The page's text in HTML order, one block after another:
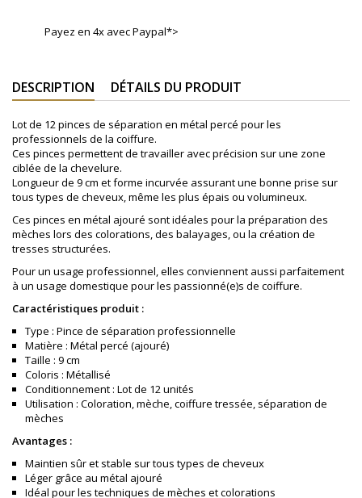
Payez en 4x avec Paypal*>
DESCRIPTION DÉTAILS DU PRODUIT
Lot de 12 pinces de séparation en métal percé pour les
professionnels de la coiffure.
Ces pinces permettent de travailler avec précision sur une zone
ciblée de la chevelure.
Longueur de 9 cm et forme incurvée assurant une bonne prise sur
tous types de cheveux, même les plus épais ou volumineux.
Ces pinces en métal ajouré sont idéales pour la préparation des
mèches lors des colorations, des balayages, ou la création de
tresses structurées.
Pour un usage professionnel, elles conviennent aussi parfaitement
à un usage domestique pour les passionné(e)s de coiffure.
Caractéristiques produit :
Type : Pince de séparation professionnelle
Matière : Métal percé (ajouré)
Taille : 9 cm
Coloris : Métallisé
Conditionnement : Lot de 12 unités
Utilisation : Coloration, mèche, coiffure tressée, séparation de
mèches
Avantages :
Maintien sûr et stable sur tous types de cheveux
Léger grâce au métal ajouré
Idéal pour les techniques de mèches et colorations